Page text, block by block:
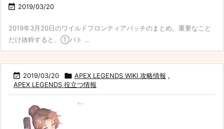
 2019/03/20
2019年3月20日のワイルドフロンティアパッチのまとめ。重要なこと
だけ抜粋すると、①バト ...
 2019/03/20  APEX LEGENDS WIKI 攻略情報 ,
APEX LEGENDS 役立つ情報